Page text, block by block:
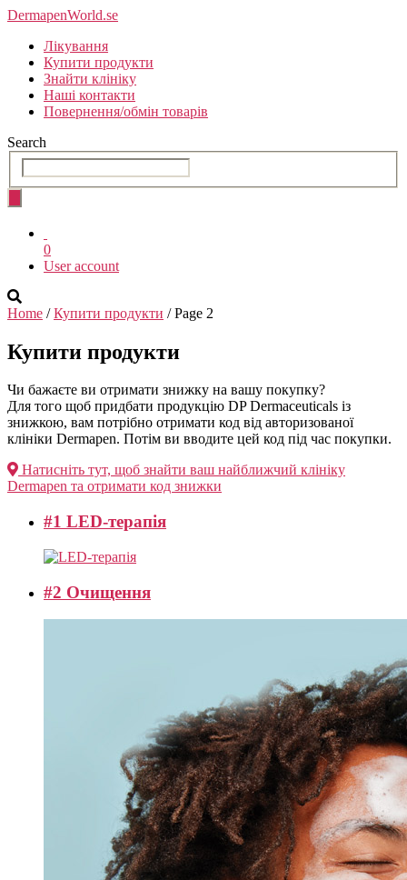
Skip
content
DermapenWorld.se
Лікування
Купити продукти
Знайти клініку
Наші контакти
Повернення/обмін товарів
Search
0
User account
Home /Купити продукти / Page 2
Купити продукти
Чи бажаєте ви отримати знижку на вашу покупку?
Для того щоб придбати продукцію DP Dermaceuticals із
знижкою, вам потрібно отримати код від авторизованої
клініки Dermapen. Потім ви вводите цей код під час покупки.
Натисніть тут, щоб знайти ваш найближчий клініку
Dermapen та отримати код знижки
#1 LED-терапія
#2 Очищення